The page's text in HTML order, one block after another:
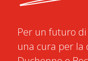
Per un futuro
una cura per la